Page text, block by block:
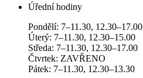
Úřední hodiny
Pondělí: 7–11.30, 12.30–17.00
Úterý: 7–11.30, 12.30–15.00
Středa: 7–11.30, 12.30–17.00
Čtvrtek: ZAVŘENO
Pátek: 7–11.30, 12.30–13.30